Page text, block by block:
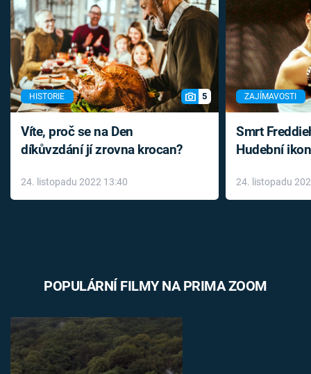
HISTORIE 5
Víte, proč se na Den
díkůvzdání jí zrovna krocan?
24. listopadu 2022 13:40
ZAJÍMAVOSTI
Smrt
Hudební
léky
24. listopadu
POPULÁRNÍ FILMY NA PRIMA ZOOM